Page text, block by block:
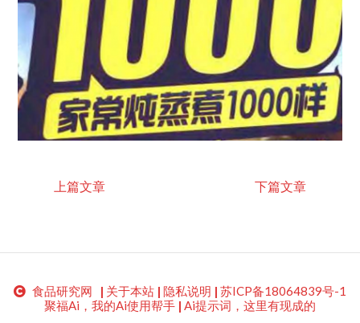
上篇文章 下篇文章
食品研究网 | 关于本站 | 隐私说明 | 苏ICP备18064839号-1
聚福Ai，我的Ai使用帮手 | Ai提示词，这里有现成的